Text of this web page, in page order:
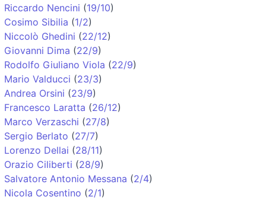
Riccardo Nencini (19/10)
Cosimo Sibilia (1/2)
Niccolò Ghedini (22/12)
Giovanni Dima (22/9)
Rodolfo Giuliano Viola (22/9)
Mario Valducci (23/3)
Andrea Orsini (23/9)
Francesco Laratta (26/12)
Marco Verzaschi (27/8)
Sergio Berlato (27/7)
Lorenzo Dellai (28/11)
Orazio Ciliberti (28/9)
Salvatore Antonio Messana (2/4)
Nicola Cosentino (2/1)